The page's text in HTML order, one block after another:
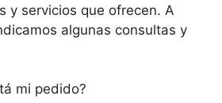
y servicios que ofrecen. A
algunas consultas y
mi pedido?